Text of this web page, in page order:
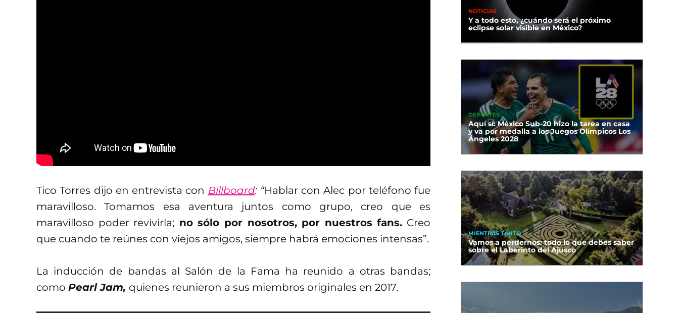
Tico Torres dijo en entrevista con Billboard: “Hablar con Alec por teléfono fue
maravilloso. Tomamos esa aventura juntos como grupo, creo que es
maravilloso poder revivirla; no sólo por nosotros, por nuestros fans. Creo
que cuando te reúnes con viejos amigos, siempre habrá emociones intensas”.
La inducción de bandas al Salón de la Fama ha reunido a otras bandas;
como Pearl Jam, quienes reunieron a sus miembros originales en 2017.
NOTICIAS
Y a todo esto, ¿cuándo será el próximo
eclipse solar visible en México?
DEPORTES
Aquí sí: México Sub-20 hizo la tarea en casa
y va por medalla a los Juegos Olímpicos Los
Ángeles 2028
MIENTRAS TANTO
Vamos a perdernos: todo lo que debes saber
sobre el Laberinto del Ajusco